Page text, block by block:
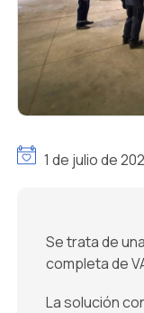
1 de julio de
Se trata de
completa de
La solución